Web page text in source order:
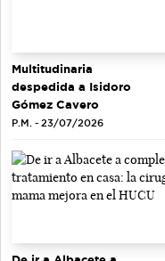
Multitudinaria
despedida a Isidoro
Gómez Cavero
P.M. - 23/07/2026